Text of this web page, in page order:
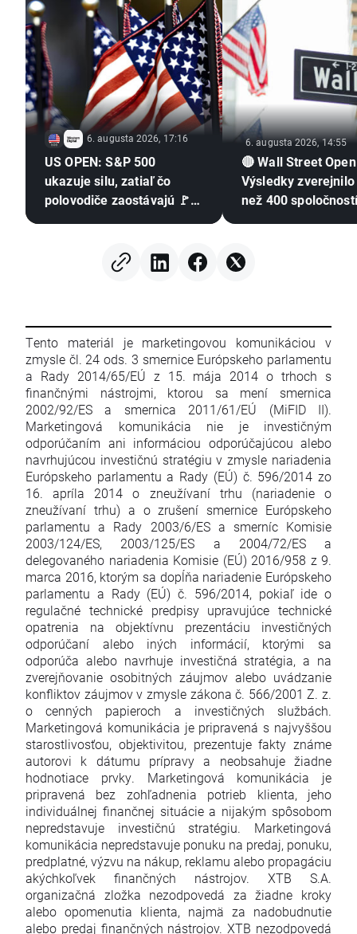
6. augusta 2026, 17:16
US OPEN: S&P 500
ukazuje silu, zatiaľ čo
polovodiče zaostávajú 🚩
6. augusta 2026, 14:55
🔴 Wall Street
Výsledky
než 400
zameranie na
Tento materiál je marketingovou komunikáciou v
zmysle čl. 24 ods. 3 smernice Európskeho parlamentu
a Rady 2014/65/EÚ z 15. mája 2014 o trhoch s
finančnými nástrojmi, ktorou sa mení smernica
2002/92/ES a smernica 2011/61/EÚ (MiFID II).
Marketingová komunikácia nie je investičným
odporúčaním ani informáciou odporúčajúcou alebo
navrhujúcou investičnú stratégiu v zmysle nariadenia
Európskeho parlamentu a Rady (EÚ) č. 596/2014 zo
16. apríla 2014 o zneužívaní trhu (nariadenie o
zneužívaní trhu) a o zrušení smernice Európskeho
parlamentu a Rady 2003/6/ES a smerníc Komisie
2003/124/ES, 2003/125/ES a 2004/72/ES a
delegovaného nariadenia Komisie (EÚ) 2016/958 z 9.
marca 2016, ktorým sa dopĺňa nariadenie Európskeho
parlamentu a Rady (EÚ) č. 596/2014, pokiaľ ide o
regulačné technické predpisy upravujúce technické
opatrenia na objektívnu prezentáciu investičných
odporúčaní alebo iných informácií, ktorými sa
odporúča alebo navrhuje investičná stratégia, a na
zverejňovanie osobitných záujmov alebo uvádzanie
konfliktov záujmov v zmysle zákona č. 566/2001 Z. z.
o cenných papieroch a investičných službách.
Marketingová komunikácia je pripravená s najvyššou
starostlivosťou, objektivitou, prezentuje fakty známe
autorovi k dátumu prípravy a neobsahuje žiadne
hodnotiace prvky. Marketingová komunikácia je
pripravená bez zohľadnenia potrieb klienta, jeho
individuálnej finančnej situácie a nijakým spôsobom
nepredstavuje investičnú stratégiu. Marketingová
komunikácia nepredstavuje ponuku na predaj, ponuku,
predplatné, výzvu na nákup, reklamu alebo propagáciu
akýchkoľvek finančných nástrojov. XTB S.A.
organizačná zložka nezodpovedá za žiadne kroky
alebo opomenutia klienta, najmä za nadobudnutie
alebo predaj finančných nástrojov. XTB nezodpovedá